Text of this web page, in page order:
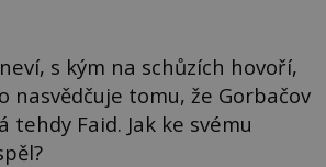
s kým na schůzích hovoří,
nasvědčuje tomu, že Gorbačov
tehdy Faid. Jak ke svému